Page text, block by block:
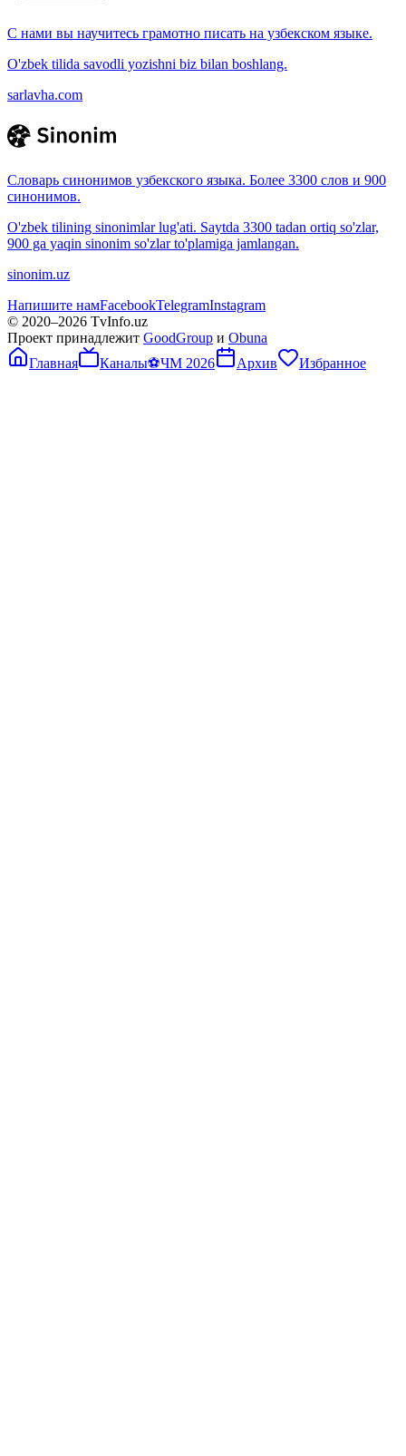
С нами вы научитесь грамотно писать на узбекском языке.
O'zbek tilida savodli yozishni biz bilan boshlang.
sarlavha.com
Словарь синонимов узбекского языка. Более 3300 слов и 900
синонимов.
O'zbek tilining sinonimlar lug'ati. Saytda 3300 tadan ortiq so'zlar,
900 ga yaqin sinonim so'zlar to'plamiga jamlangan.
sinonim.uz
Напишите намFacebookTelegramInstagram
© 2020–2026 TvInfo.uz
Проект принадлежит GoodGroup и Obuna
Главная
Каналы⚽ЧМ 2026 Архив Избранное